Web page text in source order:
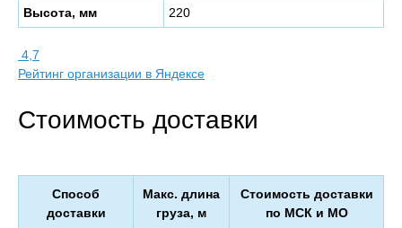
Высота, мм
220
4,7
Рейтинг организации в Яндексе
Стоимость доставки
Способ
доставки
Макс. длина
груза, м
Стоимость доставки
по МСК и МО